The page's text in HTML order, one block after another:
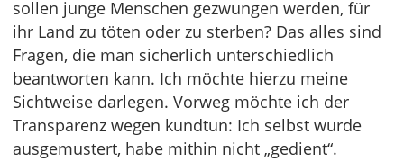
sollen junge Menschen gezwungen werden, für
ihr Land zu töten oder zu sterben? Das alles sind
Fragen, die man sicherlich unterschiedlich
beantworten kann. Ich möchte hierzu meine
Sichtweise darlegen. Vorweg möchte ich der
Transparenz wegen kundtun: Ich selbst wurde
ausgemustert, habe mithin nicht „gedient“.